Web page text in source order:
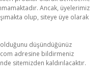
Ancak, üyelerimiz
olup, siteye üye olarak
olduğunu düşündüğünüz
adresine bildirmeniz
sitemizden kaldırılacaktır.